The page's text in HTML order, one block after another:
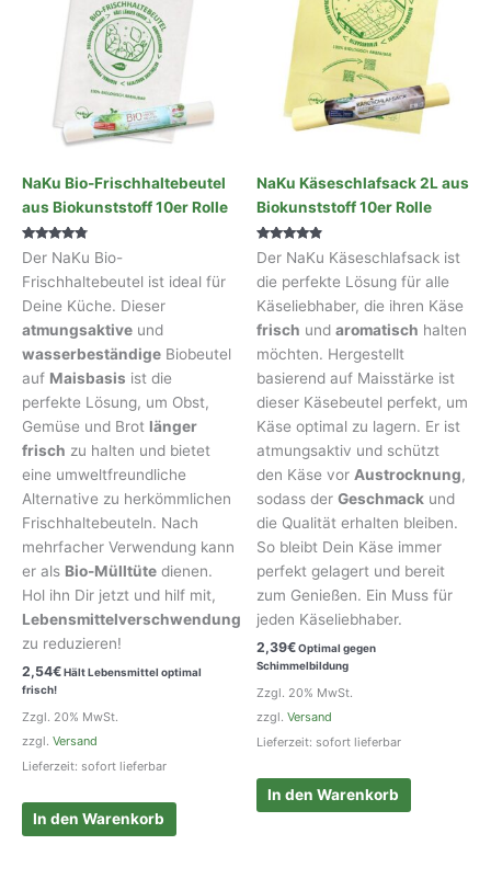
NaKu Bio-Frischhaltebeutel
aus Biokunststoff 10er Rolle
Bewertet
mit
4.62
von 5
Der NaKu Bio-
Frischhaltebeutel ist ideal für
Deine Küche. Dieser
atmungsaktive und
wasserbeständige Biobeutel
auf Maisbasis ist die
perfekte Lösung, um Obst,
Gemüse und Brot länger
frisch zu halten und bietet
eine umweltfreundliche
Alternative zu herkömmlichen
Frischhaltebeuteln. Nach
mehrfacher Verwendung kann
er als Bio-Mülltüte dienen.
Hol ihn Dir jetzt und hilf mit,
Lebensmittelverschwendung
zu reduzieren!
2,54€Hält Lebensmittel optimal
frisch!
Zzgl. 20% MwSt.
zzgl. Versand
Lieferzeit: sofort lieferbar
In den Warenkorb
NaKu Käseschlafsack 2L aus
Biokunststoff 10er Rolle
Bewertet
mit
4.65
von 5
Der NaKu Käseschlafsack ist
die perfekte Lösung für alle
Käseliebhaber, die ihren Käse
frisch und aromatisch halten
möchten. Hergestellt
basierend auf Maisstärke ist
dieser Käsebeutel perfekt, um
Käse optimal zu lagern. Er ist
atmungsaktiv und schützt
den Käse vor Austrocknung,
sodass der Geschmack und
die Qualität erhalten bleiben.
So bleibt Dein Käse immer
perfekt gelagert und bereit
zum Genießen. Ein Muss für
jeden Käseliebhaber.
2,39€Optimal gegen
Schimmelbildung
Zzgl. 20% MwSt.
zzgl. Versand
Lieferzeit: sofort lieferbar
In den Warenkorb